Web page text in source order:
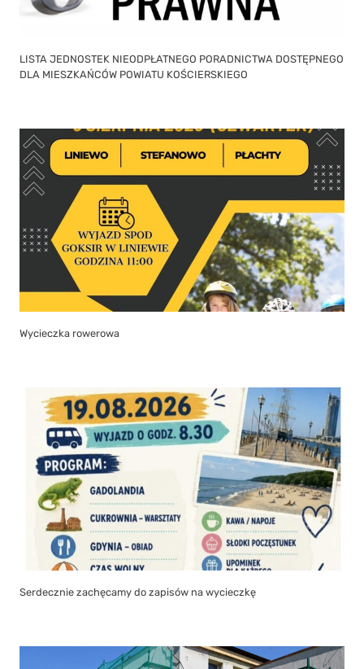
LISTA JEDNOSTEK NIEODPŁATNEGO PORADNICTWA DOSTĘPNEGO
DLA MIESZKAŃCÓW POWIATU KOŚCIERSKIEGO
Wycieczka rowerowa
Serdecznie zachęcamy do zapisów na wycieczkę